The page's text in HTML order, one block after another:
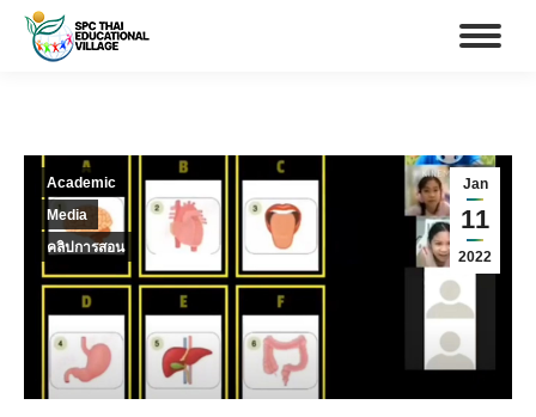
Jan
11
2022
Academic
Media
คลิปการสอน